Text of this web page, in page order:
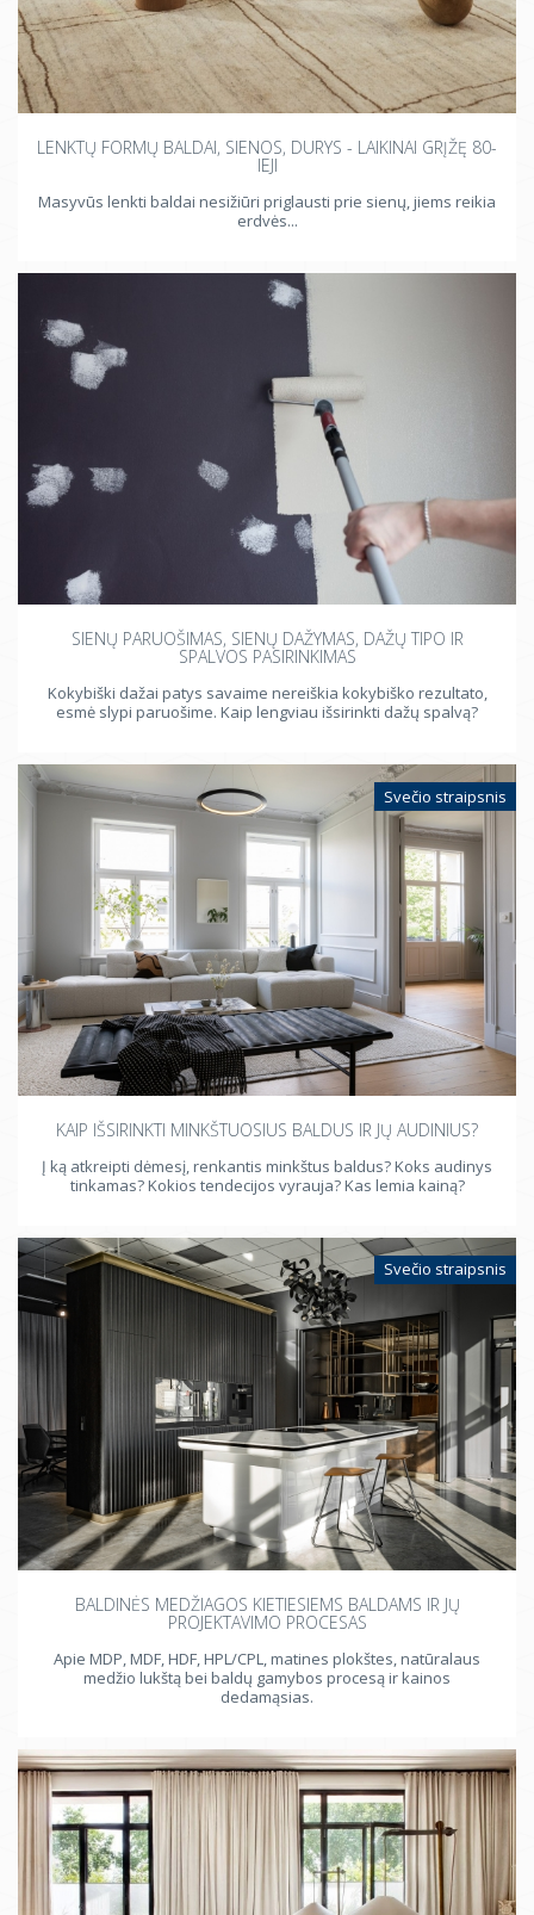
LENKTŲ FORMŲ BALDAI, SIENOS, DURYS - LAIKINAI GRĮŽĘ 80-
IEJI
Masyvūs lenkti baldai nesižiūri priglausti prie sienų, jiems reikia
erdvės...
SIENŲ PARUOŠIMAS, SIENŲ DAŽYMAS, DAŽŲ TIPO IR
SPALVOS PASIRINKIMAS
Kokybiški dažai patys savaime nereiškia kokybiško rezultato,
esmė slypi paruošime. Kaip lengviau išsirinkti dažų spalvą?
Svečio straipsnis
KAIP IŠSIRINKTI MINKŠTUOSIUS BALDUS IR JŲ AUDINIUS?
Į ką atkreipti dėmesį, renkantis minkštus baldus? Koks audinys
tinkamas? Kokios tendecijos vyrauja? Kas lemia kainą?
Svečio straipsnis
BALDINĖS MEDŽIAGOS KIETIESIEMS BALDAMS IR JŲ
PROJEKTAVIMO PROCESAS
Apie MDP, MDF, HDF, HPL/CPL, matines plokštes, natūralaus
medžio lukštą bei baldų gamybos procesą ir kainos
dedamąsias.